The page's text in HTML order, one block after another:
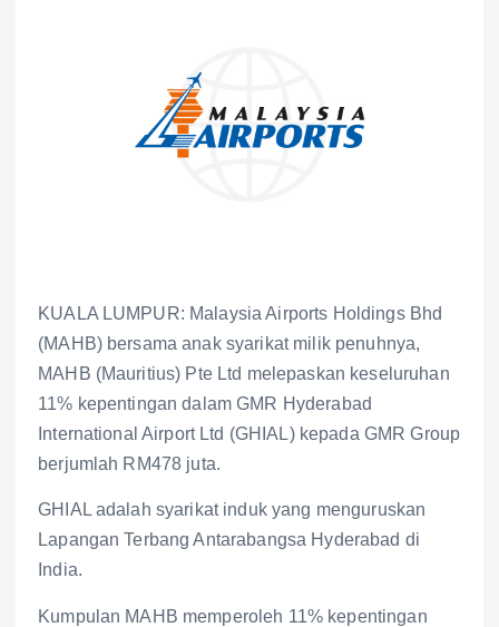
KUALA LUMPUR: Malaysia Airports Holdings Bhd
(MAHB) bersama anak syarikat milik penuhnya,
MAHB (Mauritius) Pte Ltd melepaskan keseluruhan
11% kepentingan dalam GMR Hyderabad
International Airport Ltd (GHIAL) kepada GMR Group
berjumlah RM478 juta.
GHIAL adalah syarikat induk yang menguruskan
Lapangan Terbang Antarabangsa Hyderabad di
India.
Kumpulan MAHB memperoleh 11% kepentingan